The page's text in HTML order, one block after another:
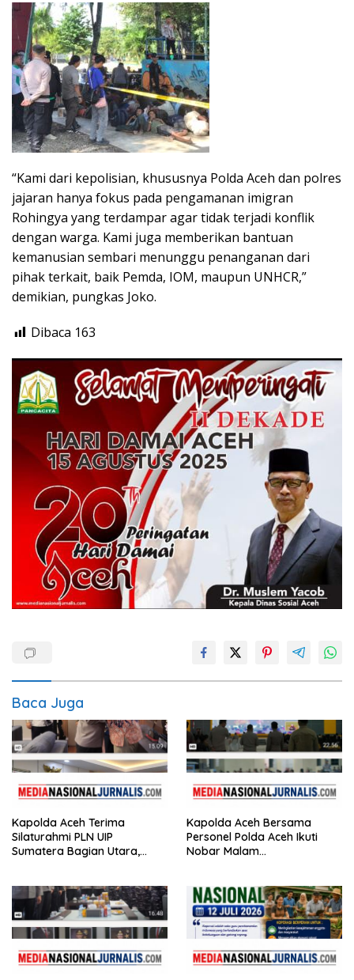
“Kami dari kepolisian, khususnya Polda Aceh dan polres
jajaran hanya fokus pada pengamanan imigran
Rohingya yang terdampar agar tidak terjadi konflik
dengan warga. Kami juga memberikan bantuan
kemanusian sembari menunggu penanganan dari
pihak terkait, baik Pemda, IOM, maupun UNHCR,”
demikian, pungkas Joko.
Dibaca 163
Baca Juga
Kapolda Aceh Terima
Silaturahmi PLN UIP
Sumatera Bagian Utara,
Kapolda Aceh Bersama
Personel Polda Aceh Ikuti
Nobar Malam